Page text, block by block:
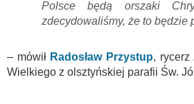
Polsce będą orszaki
zdecydowaliśmy, że to będzie
– mówił Radosław Przystup, rycerz
Wielkiego z olsztyńskiej parafii Św.